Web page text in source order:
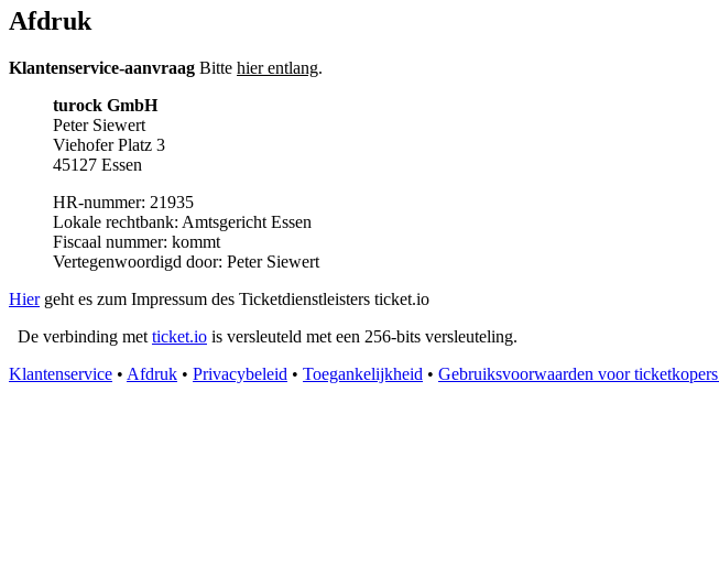
Afdruk
Klantenservice-aanvraag Bitte hier entlang.
turock GmbH
Peter Siewert
Viehofer Platz 3
45127 Essen
HR-nummer: 21935
Lokale rechtbank: Amtsgericht Essen
Fiscaal nummer: kommt
Vertegenwoordigd door: Peter Siewert
Hiergeht es zum Impressum des Ticketdienstleisters ticket.io
De verbinding met ticket.io is versleuteld met een 256-bits versleuteling.
Klantenservice • Afdruk • Privacybeleid • Toegankelijkheid • Gebruiksvoorwaarden voor ticketkopers